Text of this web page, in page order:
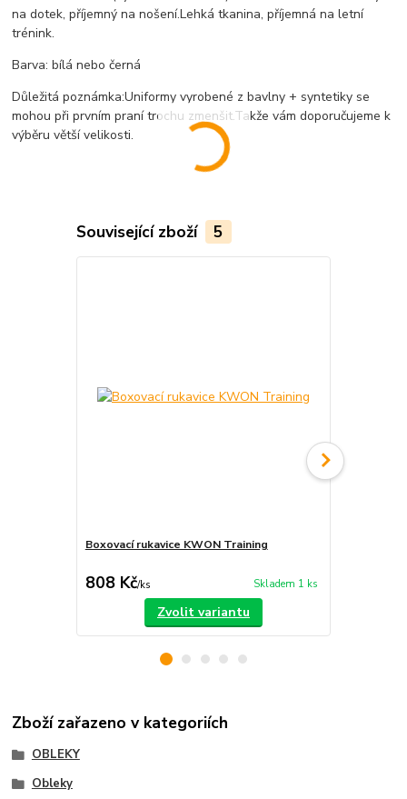
na dotek, příjemný na nošení.Lehká tkanina, příjemná na letní
trénink.
Barva: bílá nebo černá
Důležitá poznámka:Uniformy vyrobené z bavlny + syntetiky se
mohou při prvním praní trochu zmenšit.Takže vám doporučujeme k
výběru větší velikosti.
Související zboží 5
Boxovací rukavice KWON Training
808 Kč/ks Skladem 1 ks
Zvolit variantu
Zboží zařazeno v kategoriích
OBLEKY
Obleky